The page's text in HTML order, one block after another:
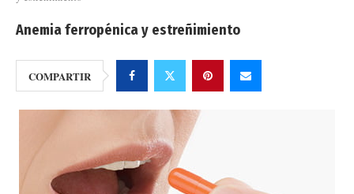
Anemia ferropénica y estreñimiento
COMPARTIR